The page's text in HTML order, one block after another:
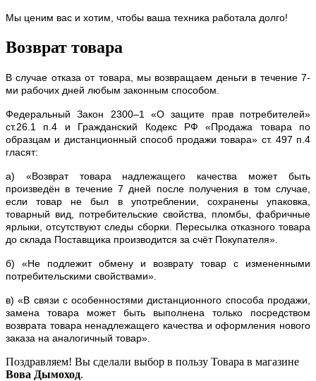
Мы ценим вас и хотим, чтобы ваша техника работала долго!
Возврат товара
В случае отказа от товара, мы возвращаем деньги в течение 7-
ми рабочих дней любым законным способом.
Федеральный Закон 2300–1 «О защите прав потребителей»
ст.26.1 п.4 и Гражданский Кодекс РФ «Продажа товара по
образцам и дистанционный способ продажи товара» ст. 497 п.4
гласят:
а) «Возврат товара надлежащего качества может быть
произведён в течение 7 дней после получения в том случае,
если товар не был в употреблении, сохранены упаковка,
товарный вид, потребительские свойства, пломбы, фабричные
ярлыки, отсутствуют следы сборки. Пересылка отказного товара
до склада Поставщика производится за счёт Покупателя».
б) «Не подлежит обмену и возврату товар с измененными
потребительскими свойствами».
в) «В связи с особенностями дистанционного способа продажи,
замена товара может быть выполнена только посредством
возврата товара ненадлежащего качества и оформления нового
заказа на аналогичный товар».
Поздравляем! Вы сделали выбор в пользу Товара в магазине
Вова Дымоход.